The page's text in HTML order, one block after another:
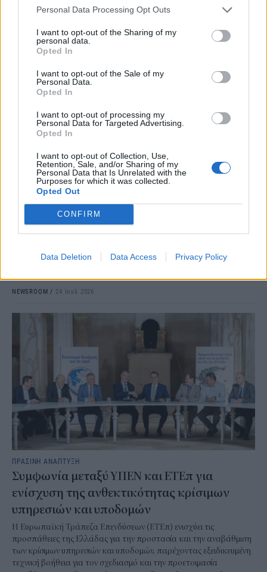
Personal Data Processing Opt Outs
I want to opt-out of the Sharing of my
personal data.
Opted In
I want to opt-out of the Sale of my
Personal Data.
Opted In
I want to opt-out of processing my
Personal Data for Targeted Advertising.
Opted In
I want to opt-out of Collection, Use,
Retention, Sale, and/or Sharing of my
Personal Data that Is Unrelated with the
Purposes for which it was collected.
Opted Out
CONFIRM
Data Deletion Data Access Privacy Policy
Οι φορητοί ανεμιστήρες έγιναν η μόδα του
καλοκαιριού - Αλλά έχουν ένα σημαντικό
μειονέκτημα
Οι φορητοί ανεμιστήρες ή αλλιώς τα ανεμιστηράκια χειρός, έχουν
εξελιχθεί σε ένα από τα πιο δημοφιλή προϊόντα των τελευταίων
καύσωνα. Είναι μικροί, οικονομικοί, μεταφέρονται εύκολα και
μπορούν να χρησιμοποιηθούν στο λεωφορείο, στην παραλία ή
NEWSROOM / 24 Ιουλ 2026
ΠΡΑΣΙΝΗ ΑΝΑΠΤΥΞΗ
Συμφωνία μεταξύ ΥΠΕΝ και ΕΤΕπ για
ενίσχυση της ανθεκτικότητας κρίσιμων
υπηρεσιών και υποδομών
Η Ευρωπαϊκή Τράπεζα Επενδύσεων (ΕΤΕπ) ενισχύει τις
προσπάθειες της Ελλάδας για την προστασία και την αναβάθμιση
των κρίσιμων υπηρεσιών και υποδομών, παρέχοντας εξειδικευμένη
τεχνική βοήθεια για τον σχεδιασμό και την προετοιμασία